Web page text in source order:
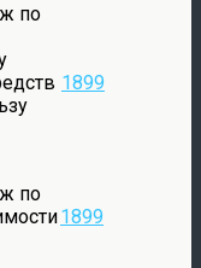
по
1899
по
1899